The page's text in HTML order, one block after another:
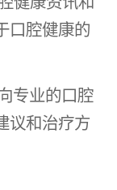
口腔健康的
专业的口腔
议和治疗方